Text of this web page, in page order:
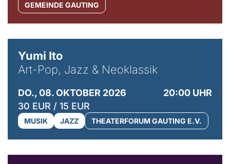
GEMEINDE GAUTING
Yumi Ito
Art-Pop, Jazz & Neoklassik
DO., 08. OKTOBER 2026
20:00 UHR
30 EUR / 15 EUR
MUSIK JAZZ THEATERFORUM GAUTING E.V.